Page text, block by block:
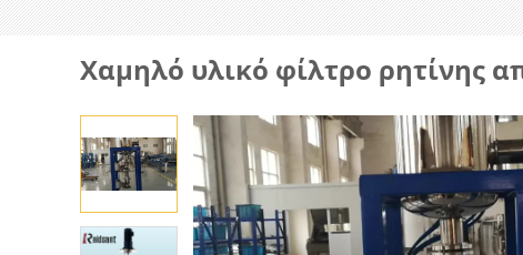
Χαμηλό υλικό φίλτρο ρητίνης